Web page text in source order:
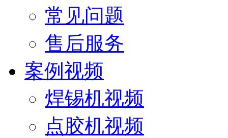
常见问题
售后服务
案例视频
焊锡机视频
点胶机视频